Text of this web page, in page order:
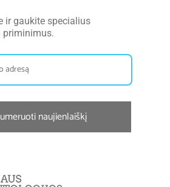
ir gaukite specialius
priminimus.
naujienlaiškį